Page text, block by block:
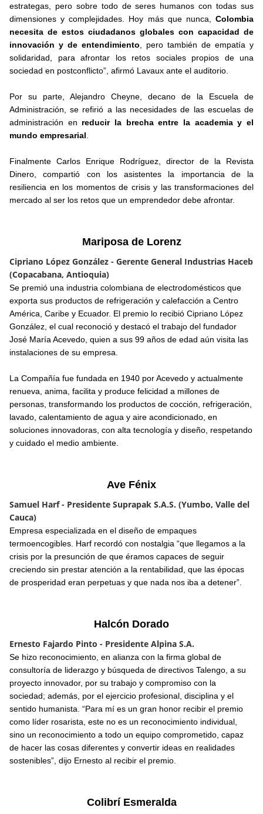
estrategas, pero sobre todo de seres humanos con todas sus
dimensiones y complejidades. Hoy más que nunca, Colombia
necesita de estos ciudadanos globales con capacidad de
innovación y de entendimiento , pero también de empatía y
solidaridad, para afrontar los retos sociales propios de una
sociedad en postconflicto”, afirmó Lavaux ante el auditorio.
Por su parte, Alejandro Cheyne, decano de la Escuela de
Administración, se refirió a las necesidades de las escuelas de
administración en reducir la brecha entre la academia y el
mundo empresarial
Finalmente Carlos Enrique Rodríguez, director de la Revista
Dinero, compartió con los asistentes la importancia de la
resiliencia en los momentos de crisis y las transformaciones del
mercado al ser los retos que un emprendedor debe afrontar.
Mariposa de Lorenz
Cipriano López González - Gerente General Industrias Haceb
(Copacabana, Antioquia)
Se premió una industria colombiana de electrodomésticos que
exporta sus productos de refrigeración y calefacción a Centro
América, Caribe y Ecuador. El premio lo recibió Cipriano López
González, el cual reconoció y destacó el trabajo del fundador
José María Acevedo, quien a sus 99 años de edad aún visita las
instalaciones de su empresa.
La Compañía fue fundada en 1940 por Acevedo y actualmente
renueva, anima, facilita y produce felicidad a millones de
personas, transformando los productos de cocción, refrigeración,
lavado, calentamiento de agua y aire acondicionado, en
soluciones innovadoras, con alta tecnología y diseño, respetando
y cuidado el medio ambiente.
Ave Fénix
Samuel Harf - Presidente Suprapak S.A.S. (Yumbo, Valle del
Cauca)
Empresa especializada en el diseño de empaques
termoencogibles. Harf recordó con nostalgia “que llegamos a la
crisis por la presunción de que éramos capaces de seguir
creciendo sin prestar atención a la rentabilidad, que las épocas
de prosperidad eran perpetuas y que nada nos iba a detener”.
Halcón Dorado
Ernesto Fajardo Pinto - Presidente Alpina S.A.
Se hizo reconocimiento, en alianza con la firma global de
consultoría de liderazgo y búsqueda de directivos Talengo, a su
proyecto innovador, por su trabajo y compromiso con la
sociedad; además, por el ejercicio profesional, disciplina y el
sentido humanista. “Para mí es un gran honor recibir el premio
como líder rosarista, este no es un reconocimiento individual,
sino un reconocimiento a todo un equipo comprometido, capaz
de hacer las cosas diferentes y convertir ideas en realidades
sostenibles”, dijo Ernesto al recibir el premio.
Colibrí Esmeralda